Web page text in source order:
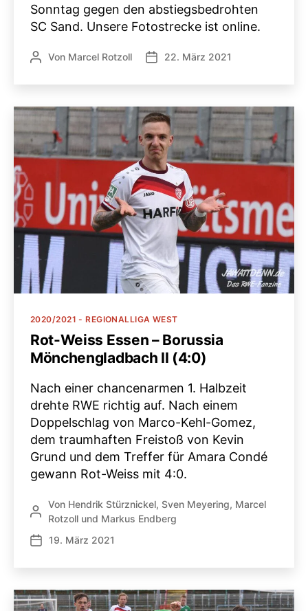
Sonntag gegen den abstiegsbedrohten
SC Sand. Unsere Fotostrecke ist online.
Beitragsautor
Von Marcel Rotzoll Veröffentlichungsdatum
22. März 2021
Kategorien
2020/2021 - REGIONALLIGA WEST
Rot-Weiss Essen – Borussia
Mönchengladbach II (4:0)
Nach einer chancenarmen 1. Halbzeit
drehte RWE richtig auf. Nach einem
Doppelschlag von Marco-Kehl-Gomez,
dem traumhaften Freistoß von Kevin
Grund und dem Treffer für Amara Condé
gewann Rot-Weiss mit 4:0.
Beitragsautor
Von Hendrik Stürznickel, Sven Meyering, Marcel
Rotzoll und Markus Endberg
Veröffentlichungsdatum
19. März 2021